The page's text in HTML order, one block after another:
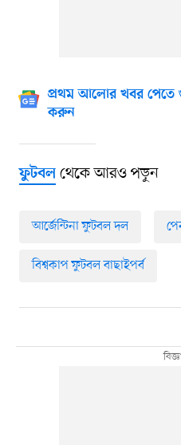
প্রথম আলোর খবর পেতে
করুন
ফুটবলথেকে আরও পড়ুন
আর্জেন্টিনা ফুটবল দল
বিশ্বকাপ ফুটবল বাছাইপর্ব